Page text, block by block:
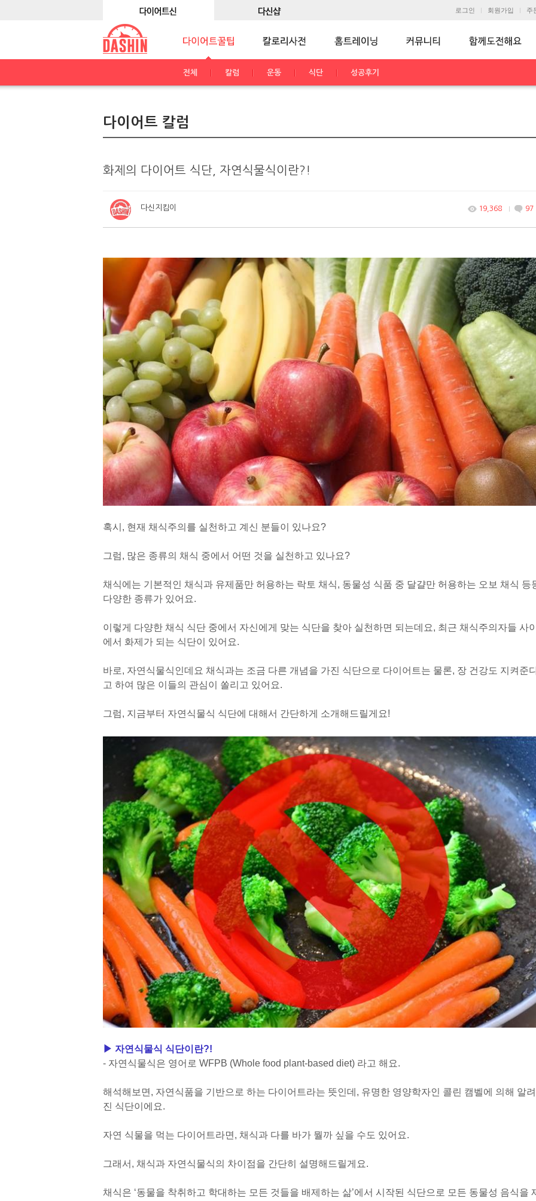
로그인 회원가입 주
전체 칼럼 운동 식단 성공후기
다이어트 칼럼
화제의 다이어트 식단, 자연식물식이란?!
다신지킴이 19,368 97
혹시, 현재 채식주의를 실천하고 계신 분들이 있나요?
그럼, 많은 종류의 채식 중에서 어떤 것을 실천하고 있나요?
채식에는 기본적인 채식과 유제품만 허용하는 락토 채식, 동물성 식품 중 달걀만 허용하는 오보 채식 등
다양한 종류가 있어요.
이렇게 다양한 채식 식단 중에서 자신에게 맞는 식단을 찾아 실천하면 되는데요, 최근 채식주의자들 사
에서 화제가 되는 식단이 있어요.
바로, 자연식물식인데요 채식과는 조금 다른 개념을 가진 식단으로 다이어트는 물론, 장 건강도 지켜준
고 하여 많은 이들의 관심이 쏠리고 있어요.
그럼, 지금부터 자연식물식 식단에 대해서 간단하게 소개해드릴게요!
▶ 자연식물식 식단이란?!
- 자연식물식은 영어로 WFPB (Whole food plant-based diet) 라고 해요.
해석해보면, 자연식품을 기반으로 하는 다이어트라는 뜻인데, 유명한 영양학자인 콜린 캠벨에 의해 알려
진 식단이에요.
자연 식물을 먹는 다이어트라면, 채식과 다를 바가 뭘까 싶을 수도 있어요.
그래서, 채식과 자연식물식의 차이점을 간단히 설명해드릴게요.
채식은 ‘동물을 착취하고 학대하는 모든 것들을 배제하는 삶’에서 시작된 식단으로 모든 동물성 음식을